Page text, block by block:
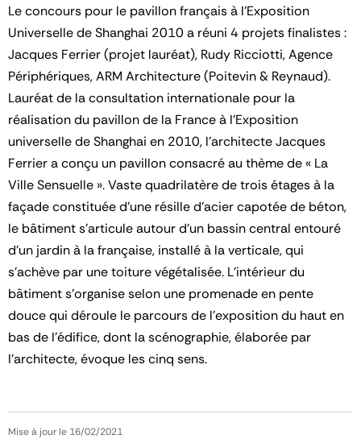
Le concours pour le pavillon français à l'Exposition
Universelle de Shanghai 2010 a réuni 4 projets finalistes :
Jacques Ferrier (projet lauréat), Rudy Ricciotti, Agence
Périphériques, ARM Architecture (Poitevin & Reynaud).
Lauréat de la consultation internationale pour la
réalisation du pavillon de la France à l’Exposition
universelle de Shanghai en 2010, l’architecte Jacques
Ferrier a conçu un pavillon consacré au thème de « La
Ville Sensuelle ». Vaste quadrilatère de trois étages à la
façade constituée d’une résille d’acier capotée de béton,
le bâtiment s’articule autour d’un bassin central entouré
d’un jardin à la française, installé à la verticale, qui
s’achève par une toiture végétalisée. L’intérieur du
bâtiment s’organise selon une promenade en pente
douce qui déroule le parcours de l’exposition du haut en
bas de l’édifice, dont la scénographie, élaborée par
l’architecte, évoque les cinq sens.
Mise à jour le 16/02/2021